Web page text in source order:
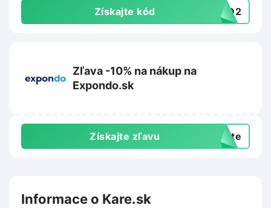
Získajte kód 4BD2
Zľava -10% na nákup na
Expondo.sk
Získajte zľavu exte
Informace o Kare.sk